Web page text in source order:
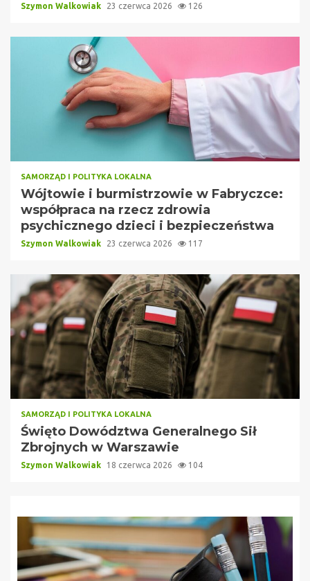
Szymon Walkowiak 23 czerwca 2026 126
SAMORZĄD I POLITYKA LOKALNA
Wójtowie i burmistrzowie w Fabryczce:
współpraca na rzecz zdrowia
psychicznego dzieci i bezpieczeństwa
Szymon Walkowiak 23 czerwca 2026 117
SAMORZĄD I POLITYKA LOKALNA
Święto Dowództwa Generalnego Sił
Zbrojnych w Warszawie
Szymon Walkowiak 18 czerwca 2026 104